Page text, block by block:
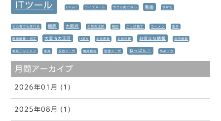
ITツール Email ライブメール 今さら聞けない 動画 今が旬
初心者でも作れる 翻訳 大阪府 大阪市北区 梅田 かっぱ横丁 ラーメン 散歩
画像編集・加工 大阪市大正区 IKEA 北欧家具 北欧料理 お役立ち情報 採用情報
東京インテリア 家具 予約ユーザ 開発報告 管理ユーザ ねっぱん！ めめっち
月間アーカイブ
2026年01月 (1)
2025年08月 (1)